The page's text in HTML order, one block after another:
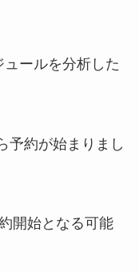
ールを分析した
予約が始まりまし
開始となる可能